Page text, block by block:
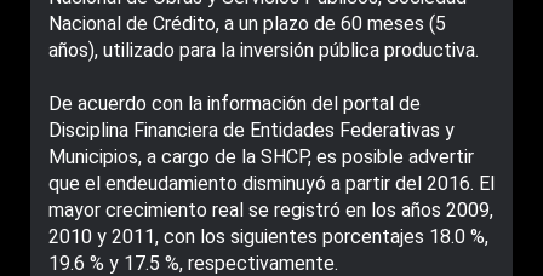
Nacional de Crédito, a un plazo de 60 meses (5
años), utilizado para la inversión pública productiva.
De acuerdo con la información del portal de
Disciplina Financiera de Entidades Federativas y
Municipios, a cargo de la SHCP, es posible advertir
que el endeudamiento disminuyó a partir del 2016. El
mayor crecimiento real se registró en los años 2009,
2010 y 2011, con los siguientes porcentajes 18.0 %,
19.6 % y 17.5 %, respectivamente.